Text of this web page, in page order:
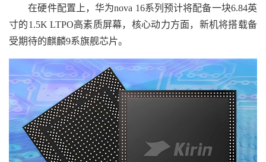
在硬件配置上，华为nova 16系列预计将配备一块6.84英
寸的1.5K LTPO高素质屏幕，核心动力方面，新机将搭载备
受期待的麒麟9系旗舰芯片。